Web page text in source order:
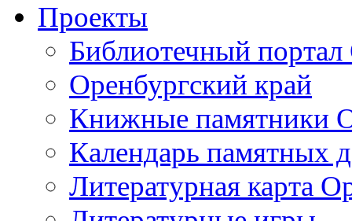
Проекты
Библиотечный портал
Оренбургский край
Книжные памятники
Календарь памятных
Литературная карта